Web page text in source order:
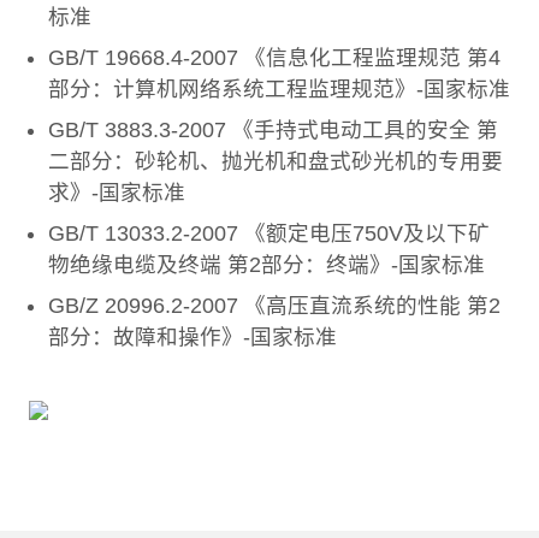
标准
GB/T 19668.4-2007 《信息化工程监理规范 第4
部分：计算机网络系统工程监理规范》-国家标准
GB/T 3883.3-2007 《手持式电动工具的安全 第
二部分：砂轮机、抛光机和盘式砂光机的专用要
求》-国家标准
GB/T 13033.2-2007 《额定电压750V及以下矿
物绝缘电缆及终端 第2部分：终端》-国家标准
GB/Z 20996.2-2007 《高压直流系统的性能 第2
部分：故障和操作》-国家标准